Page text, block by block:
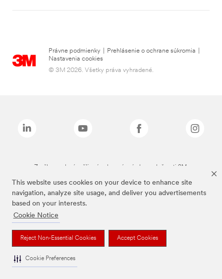
This website uses cookies on your device to enhance site
navigation, analyze site usage, and deliver you advertisements
based on your interests.
Cookie Notice
Reject Non-Essential Cookies Accept Cookies
Cookie Preferences
Právne podmienky Prehlásenie o ochrane súkromia
Nastavenia cookies
© 3M 2026. Všetky práva vyhradené.
Značky uvedené vyššie sú ochranné známky spoločnosti 3M.